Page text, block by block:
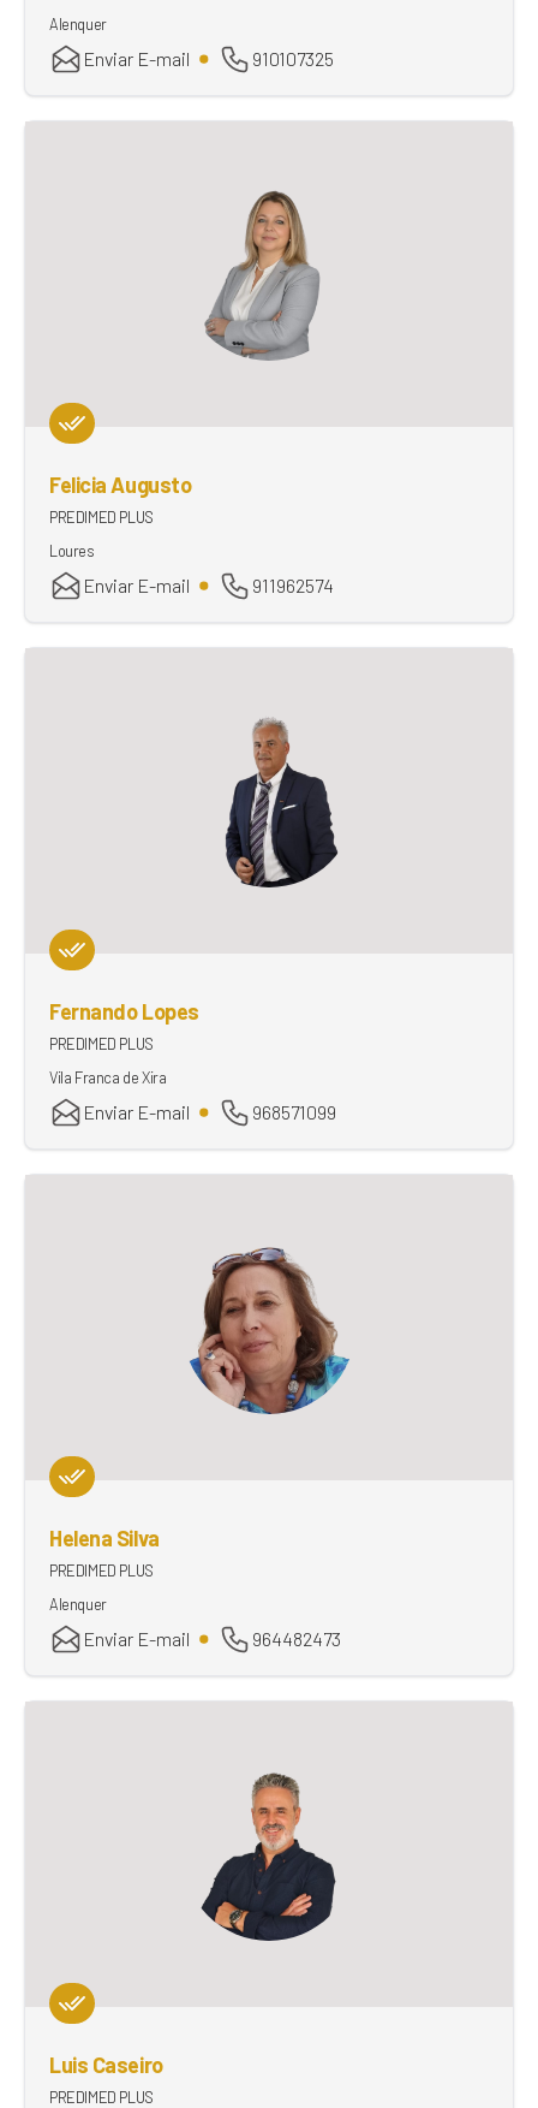
Alenquer
Enviar E-mail 910107325
Felicia Augusto
PREDIMED PLUS
Loures
Enviar E-mail 911962574
Fernando Lopes
PREDIMED PLUS
Vila Franca de Xira
Enviar E-mail 968571099
Helena Silva
PREDIMED PLUS
Alenquer
Enviar E-mail 964482473
Luis Caseiro
PREDIMED PLUS